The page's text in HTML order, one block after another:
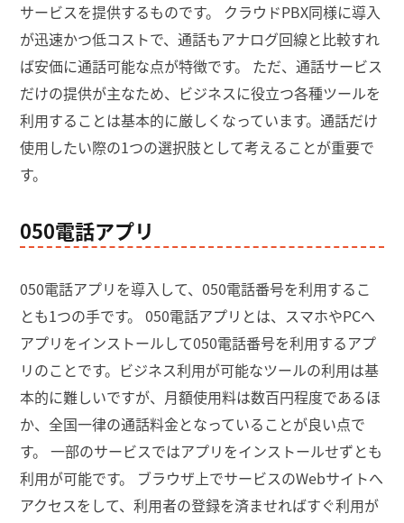
サービスを提供するものです。 クラウドPBX同様に導入
が迅速かつ低コストで、通話もアナログ回線と比較すれ
ば安価に通話可能な点が特徴です。 ただ、通話サービス
だけの提供が主なため、ビジネスに役立つ各種ツールを
利用することは基本的に厳しくなっています。通話だけ
使用したい際の1つの選択肢として考えることが重要で
す。
050電話アプリ
050電話アプリを導入して、050電話番号を利用するこ
とも1つの手です。 050電話アプリとは、スマホやPCへ
アプリをインストールして050電話番号を利用するアプ
リのことです。ビジネス利用が可能なツールの利用は基
本的に難しいですが、月額使用料は数百円程度であるほ
か、全国一律の通話料金となっていることが良い点で
す。 一部のサービスではアプリをインストールせずとも
利用が可能です。 ブラウザ上でサービスのWebサイトへ
アクセスをして、利用者の登録を済ませればすぐ利用が